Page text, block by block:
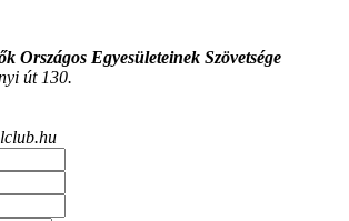
Országos Egyesületeinek Szövetsége
út 130.